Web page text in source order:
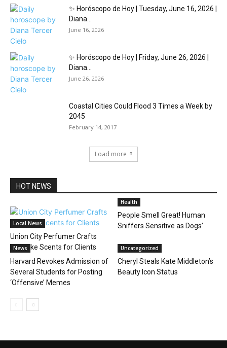
✨ Horóscopo de Hoy | Tuesday, June 16, 2026 |
Diana...
June 16, 2026
✨ Horóscopo de Hoy | Friday, June 26, 2026 |
Diana...
June 26, 2026
Coastal Cities Could Flood 3 Times a Week by
2045
February 14, 2017
Load more
HOT NEWS
Local News
Union City Perfumer Crafts
Bespoke Scents for Clients
Health
People Smell Great! Human
Sniffers Sensitive as Dogs’
News
Harvard Revokes Admission of
Several Students for Posting
‘Offensive’ Memes
Uncategorized
Cheryl Steals Kate Middleton’s
Beauty Icon Status